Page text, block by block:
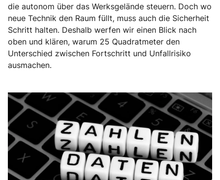
die autonom über das Werksgelände steuern. Doch wo
neue Technik den Raum füllt, muss auch die Sicherheit
Schritt halten. Deshalb werfen wir einen Blick nach
oben und klären, warum 25 Quadratmeter den
Unterschied zwischen Fortschritt und Unfallrisiko
ausmachen.